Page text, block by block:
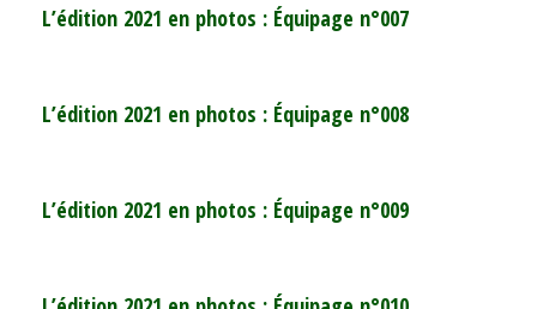
L’édition 2021 en photos : Équipage n°007
L’édition 2021 en photos : Équipage n°008
L’édition 2021 en photos : Équipage n°009